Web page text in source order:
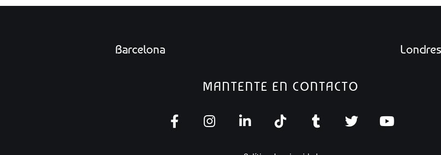
Barcelona Londres
MANTENTE EN CONTACTO